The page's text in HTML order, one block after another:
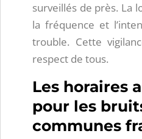
surveillés de près. La
la fréquence et
trouble. Cette
respect de tous.
Les horaires
pour les
communes